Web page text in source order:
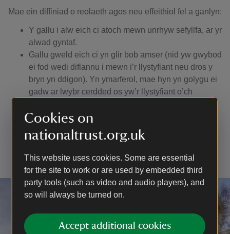
Cookies on
nationaltrust.org.uk
This website uses cookies. Some are essential
for the site to work or are used by embedded third
party tools (such as video and audio players), and
so will always be turned on.
Accept additional cookies
Mae ein diffiniad o reolaeth agos neu effeithiol fel a ganlyn:
Y gallu i alw eich ci atoch mewn unrhyw sefyllfa, ar yr
alwad gyntaf.
Gallu gweld eich ci yn glir bob amser (nid yw gwybod
ei fod wedi diflannu i mewn i’r llystyfiant neu dros y
bryn yn ddigon). Yn ymarferol, mae hyn yn golygu ei
gadw ar lwybr cerdded os yw’r llystyfiant o’ch
Peidio â gadael iddo fynd at ymwelwyr eraill heb eu
caniatâd.
Cael tennyn i’w ddefnyddio os byddwch yn dod ar
draws da byw, bywyd gwyllt neu os gofynnir i chi
ddefnyddio un.